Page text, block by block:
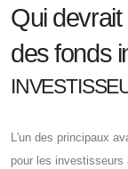
Qui
des fonds
L'un des principaux
pour les